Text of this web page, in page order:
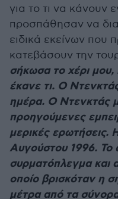
για το τι να κάνουν
προσπάθησαν να
ειδικά εκείνων που
κατεβάσουν την
σήκωσα το χέρι
έκανε τι. Ο
ημέρα. Ο Ντενκτάς
προηγούμενες
μερικές ερωτήσεις.
Αυγούστου 1996. Το
συρματόπλεγμα και
οποίο βρισκόταν η
μέτρα από τα